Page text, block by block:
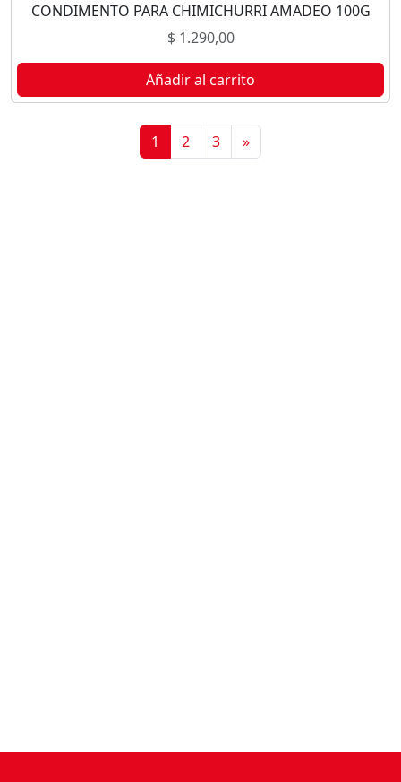
CONDIMENTO PARA CHIMICHURRI AMADEO 100G
$1.290,00
Añadir al carrito
1 2 3 »